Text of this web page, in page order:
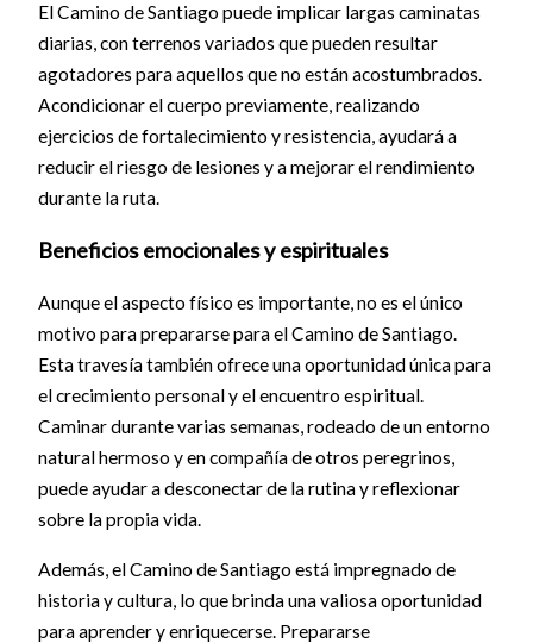
El Camino de Santiago puede implicar largas caminatas
diarias, con terrenos variados que pueden resultar
agotadores para aquellos que no están acostumbrados.
Acondicionar el cuerpo previamente, realizando
ejercicios de fortalecimiento y resistencia, ayudará a
reducir el riesgo de lesiones y a mejorar el rendimiento
durante la ruta.
Beneficios emocionales y espirituales
Aunque el aspecto físico es importante, no es el único
motivo para prepararse para el Camino de Santiago.
Esta travesía también ofrece una oportunidad única para
el crecimiento personal y el encuentro espiritual.
Caminar durante varias semanas, rodeado de un entorno
natural hermoso y en compañía de otros peregrinos,
puede ayudar a desconectar de la rutina y reflexionar
sobre la propia vida.
Además, el Camino de Santiago está impregnado de
historia y cultura, lo que brinda una valiosa oportunidad
para aprender y enriquecerse. Prepararse